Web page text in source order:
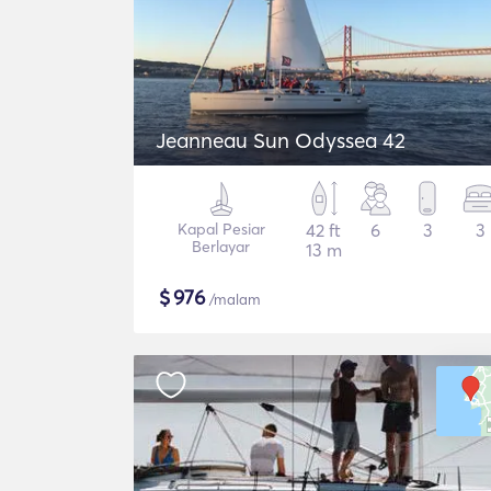
Jeanneau Sun Odyssea 42
Kapal Pesiar
Berlayar
42 ft
13 m
6 3 3
$976/malam